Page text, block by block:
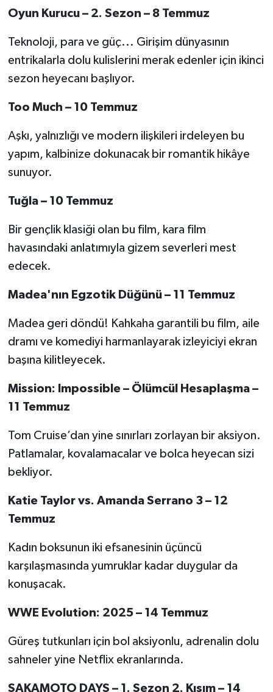
Oyun Kurucu – 2. Sezon – 8 Temmuz
Teknoloji, para ve güç... Girişim dünyasının
entrikalarla dolu kulislerini merak edenler için ikinci
sezon heyecanı başlıyor.
Too Much – 10 Temmuz
Aşkı, yalnızlığı ve modern ilişkileri irdeleyen bu
yapım, kalbinize dokunacak bir romantik hikâye
sunuyor.
Tuğla – 10 Temmuz
Bir gençlik klasiği olan bu film, kara film
havasındaki anlatımıyla gizem severleri mest
edecek.
Madea'nın Egzotik Düğünü – 11 Temmuz
Madea geri döndü! Kahkaha garantili bu film, aile
dramı ve komediyi harmanlayarak izleyiciyi ekran
başına kilitleyecek.
Mission: Impossible – Ölümcül Hesaplaşma –
11 Temmuz
Tom Cruise’dan yine sınırları zorlayan bir aksiyon.
Patlamalar, kovalamacalar ve bolca heyecan sizi
bekliyor.
Katie Taylor vs. Amanda Serrano 3 – 12
Temmuz
Kadın boksunun iki efsanesinin üçüncü
karşılaşmasında yumruklar kadar duygular da
konuşacak.
WWE Evolution: 2025 – 14 Temmuz
Güreş tutkunları için bol aksiyonlu, adrenalin dolu
sahneler yine Netflix ekranlarında.
SAKAMOTO DAYS – 1. Sezon 2. Kısım – 14